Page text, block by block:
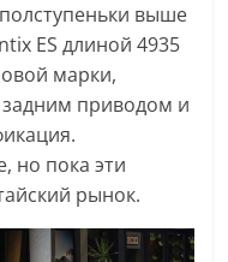
выше
ES длиной 4935
марки,
приводом и
но пока эти
рынок.